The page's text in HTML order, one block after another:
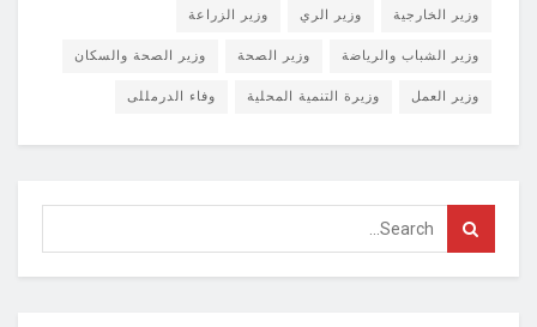
وزير الخارجية وزير الري وزير الزراعة
وزير الشباب والرياضة وزير الصحة وزير الصحة والسكان
وزير العمل وزيرة التنمية المحلية وفاء الدرمللى